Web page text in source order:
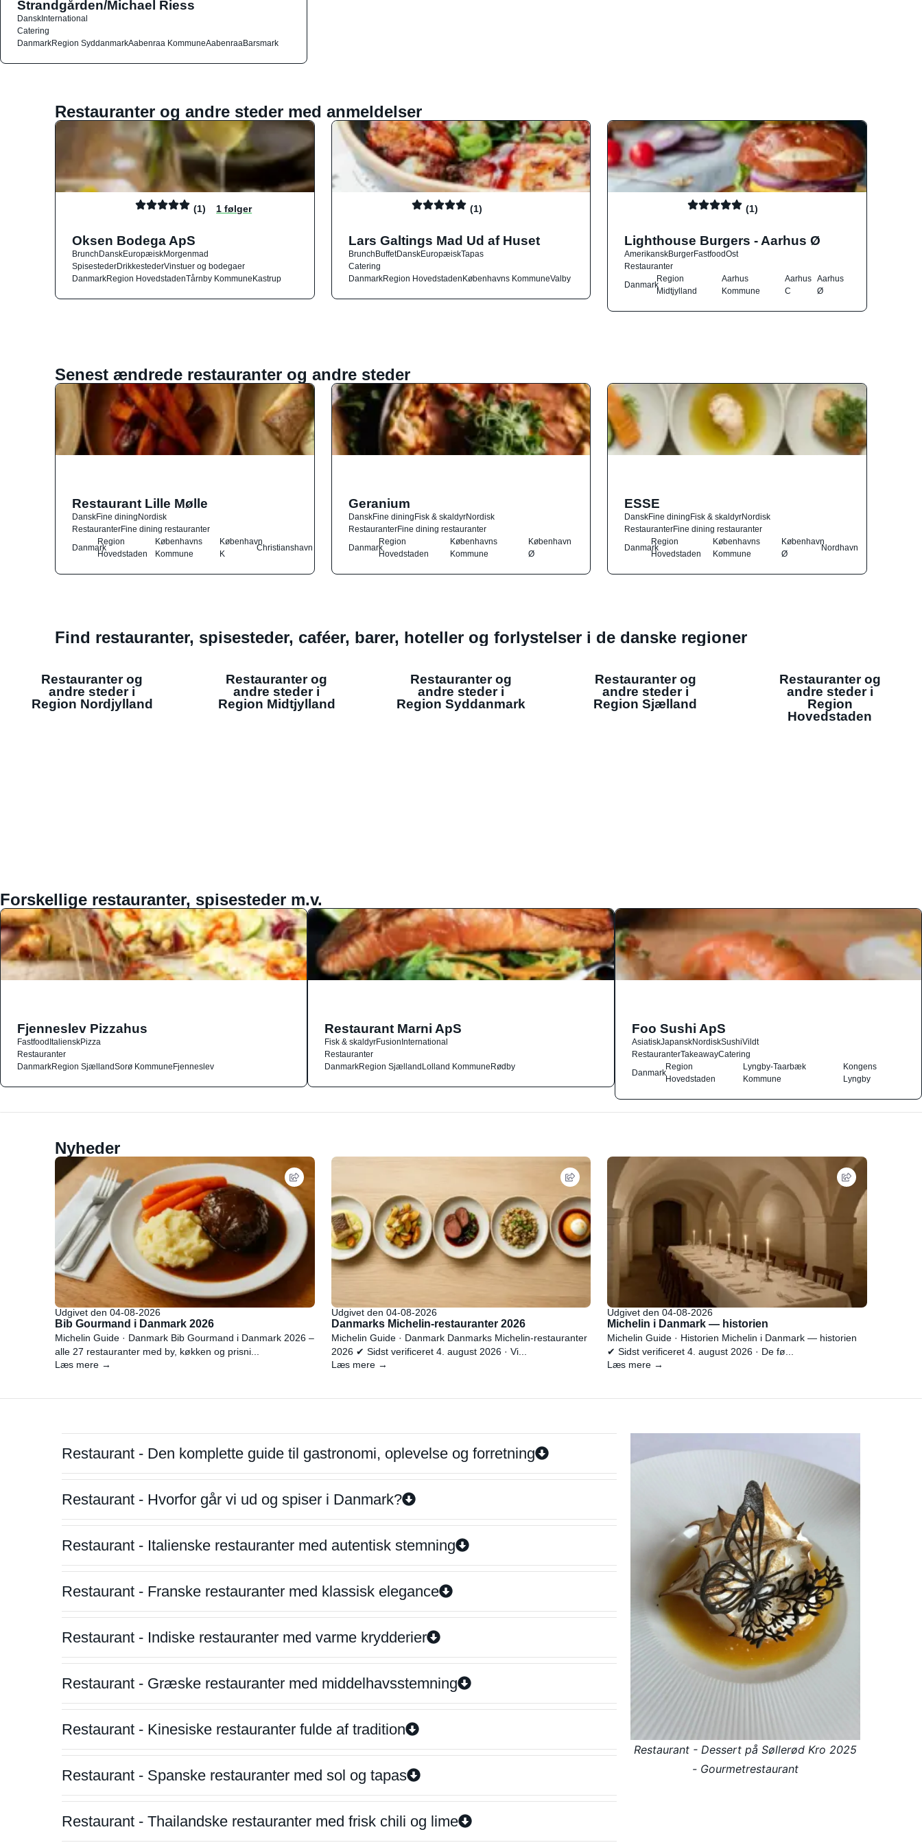
Strandgården/Michael Riess
DanskInternational
Catering
DanmarkRegion SyddanmarkAabenraa KommuneAabenraaBarsmark
Restauranter og andre steder med anmeldelser
(1) 1 følger
Oksen Bodega ApS
BrunchDanskEuropæiskMorgenmad
SpisestederDrikkestederVinstuer og bodegaer
DanmarkRegion HovedstadenTårnby KommuneKastrup
(1)
Lars Galtings Mad Ud af Huset
BrunchBuffetDanskEuropæiskTapas
Catering
DanmarkRegion HovedstadenKøbenhavns KommuneValby
(1)
Lighthouse Burgers - Aarhus Ø
AmerikanskBurgerFastfoodOst
Restauranter
Danmark
Region
Midtjylland
Aarhus
Kommune
Aarhus
C
Aarhus
Ø
Senest ændrede restauranter og andre steder
Restaurant Lille Mølle
DanskFine diningNordisk
RestauranterFine dining restauranter
Danmark
Region
Hovedstaden
Københavns
Kommune
København
K
Christianshavn
Geranium
DanskFine diningFisk & skaldyrNordisk
RestauranterFine dining restauranter
Danmark
Region
Hovedstaden
Københavns
Kommune
København
Ø
ESSE
DanskFine diningFisk & skaldyrNordisk
RestauranterFine dining restauranter
Danmark
Region
Hovedstaden
Københavns
Kommune
København
Ø
Nordhavn
Find restauranter, spisesteder, caféer, barer, hoteller og forlystelser i de danske regioner
Restauranter og
andre steder i
Region Nordjylland
Restauranter og
andre steder i
Region Midtjylland
Restauranter og
andre steder i
Region Syddanmark
Restauranter og
andre steder i
Region Sjælland
Restauranter og
andre steder i
Region
Hovedstaden
Forskellige restauranter, spisesteder m.v.
Fjenneslev Pizzahus
FastfoodItalienskPizza
Restauranter
DanmarkRegion SjællandSorø KommuneFjenneslev
Restaurant Marni ApS
Fisk & skaldyrFusionInternational
Restauranter
DanmarkRegion SjællandLolland KommuneRødby
Foo Sushi ApS
AsiatiskJapanskNordiskSushiVildt
RestauranterTakeawayCatering
Danmark
Region
Hovedstaden
Lyngby-Taarbæk
Kommune
Kongens
Lyngby
Nyheder
Udgivet den 04-08-2026
Bib Gourmand i Danmark 2026
Michelin Guide · Danmark Bib Gourmand i Danmark 2026 –
alle 27 restauranter med by, køkken og prisni...
Læs mere →
Udgivet den 04-08-2026
Danmarks Michelin-restauranter 2026
Michelin Guide · Danmark Danmarks Michelin-restauranter
2026 ✔ Sidst verificeret 4. august 2026 · Vi...
Læs mere →
Udgivet den 04-08-2026
Michelin i Danmark — historien
Michelin Guide · Historien Michelin i Danmark — historien
✔ Sidst verificeret 4. august 2026 · De fø...
Læs mere →
Restaurant - Den komplette guide til gastronomi, oplevelse og forretning
Restaurant - Hvorfor går vi ud og spiser i Danmark?
Restaurant - Italienske restauranter med autentisk stemning
Restaurant - Franske restauranter med klassisk elegance
Restaurant - Indiske restauranter med varme krydderier
Restaurant - Græske restauranter med middelhavsstemning
Restaurant - Kinesiske restauranter fulde af tradition
Restaurant - Spanske restauranter med sol og tapas
Restaurant - Thailandske restauranter med frisk chili og lime
Restaurant - Dessert på Søllerød Kro 2025
- Gourmetrestaurant